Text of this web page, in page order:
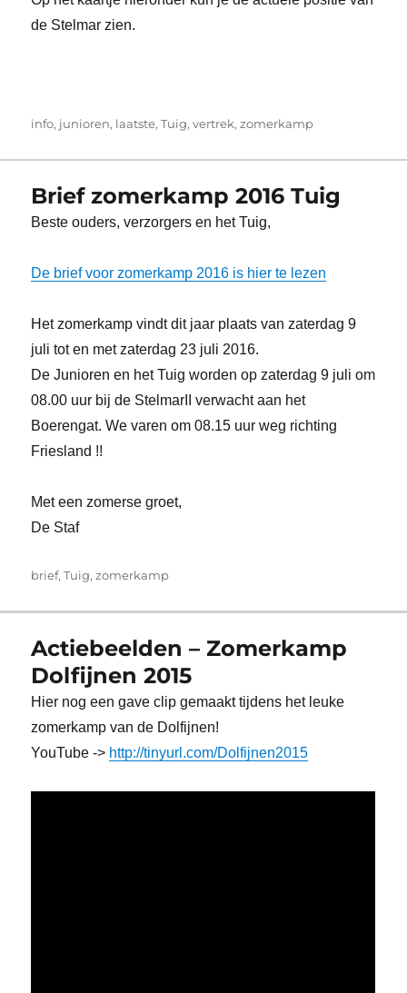
de Stelmar zien.
Tags
info, junioren, laatste,Tuig,vertrek,zomerkamp
Brief zomerkamp 2016 Tuig
Beste ouders, verzorgers en het Tuig,
De brief voor zomerkamp 2016 is hier te lezen
Het zomerkamp vindt dit jaar plaats van zaterdag 9
juli tot en met zaterdag 23 juli 2016.
De Junioren en het Tuig worden op zaterdag 9 juli om
08.00 uur bij de StelmarII verwacht aan het
Boerengat. We varen om 08.15 uur weg richting
Friesland !!
Met een zomerse groet,
De Staf
Tags
brief,Tuig,zomerkamp
Actiebeelden – Zomerkamp
Dolfijnen 2015
Hier nog een gave clip gemaakt tijdens het leuke
zomerkamp van de Dolfijnen!
YouTube -> http://tinyurl.com/Dolfijnen2015